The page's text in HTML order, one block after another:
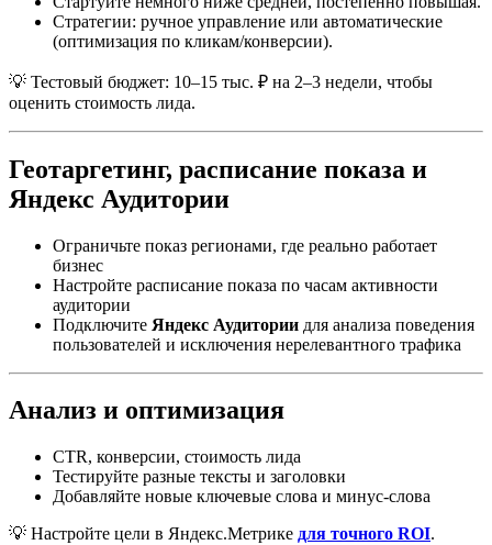
Стратегии: ручное управление или автоматические
(оптимизация по кликам/конверсии).
💡 Тестовый бюджет: 10–15 тыс. ₽ на 2–3 недели, чтобы
оценить стоимость лида.
Геотаргетинг, расписание показа и
Яндекс Аудитории
Ограничьте показ регионами, где реально работает
бизнес
Настройте расписание показа по часам активности
аудитории
Подключите Яндекс Аудитории для анализа поведения
пользователей и исключения нерелевантного трафика
Анализ и оптимизация
CTR, конверсии, стоимость лида
Тестируйте разные тексты и заголовки
Добавляйте новые ключевые слова и минус-слова
💡 Настройте цели в Яндекс.Метрике для точного ROI.